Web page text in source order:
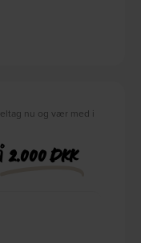
nu og vær med i
2.000 DKK